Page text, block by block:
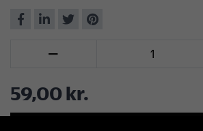
Del
Del
Del Del

59,00 kr.